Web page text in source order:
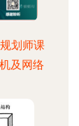
划师课
及网络